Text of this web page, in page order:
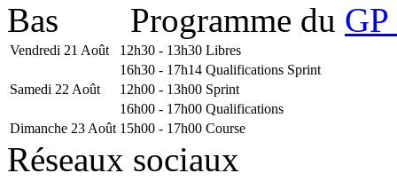
Programme du
Vendredi 21 Août 12h30 - 13h30 Libres
16h30 - 17h14 Qualifications Sprint
Samedi 22 Août
12h00 - 13h00 Sprint
16h00 - 17h00 Qualifications
Dimanche 23 Août 15h00 - 17h00 Course
Réseaux sociaux